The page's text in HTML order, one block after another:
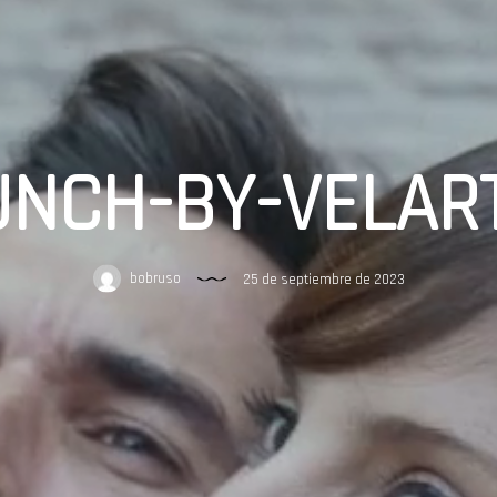
BY-
bobruso 25 de septiembre de 2023